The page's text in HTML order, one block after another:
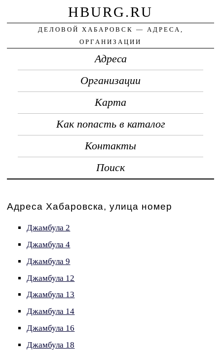
HBURG.RU
ДЕЛОВОЙ ХАБАРОВСК — АДРЕСА,
ОРГАНИЗАЦИИ
Адреса
Организации
Карта
Как попасть в каталог
Контакты
Поиск
Адреса Хабаровска, улица номер
Джамбула 2
Джамбула 4
Джамбула 9
Джамбула 12
Джамбула 13
Джамбула 14
Джамбула 16
Джамбула 18